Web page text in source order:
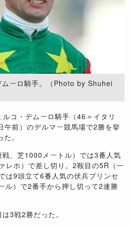
ーロ騎手。（Photo by Shuhei
コ・デムーロ騎手（46＝イタリ
午前）のデルマー競馬場で2勝を挙
。
、芝1000メートル）では3番人気
レホ）で差し切り。2鞍目の5R（一
は9頭立て6番人気の伏兵プリンセ
ル）で2番手から押し切って2連勝
3戦2勝だった。